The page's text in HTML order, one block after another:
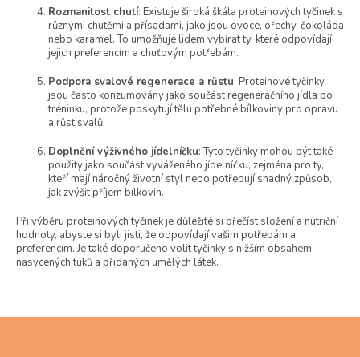
u
Rozmanitost chutí: Existuje široká škála proteinových tyčinek s
různými chutěmi a přísadami, jako jsou ovoce, ořechy, čokoláda
nebo karamel. To umožňuje lidem vybírat ty, které odpovídají
jejich preferencím a chuťovým potřebám.
Podpora svalové regenerace a růstu: Proteinové tyčinky
jsou často konzumovány jako součást regeneračního jídla po
tréninku, protože poskytují tělu potřebné bílkoviny pro opravu
a růst svalů.
Doplnění výživného jídelníčku: Tyto tyčinky mohou být také
použity jako součást vyváženého jídelníčku, zejména pro ty,
kteří mají náročný životní styl nebo potřebují snadný způsob,
jak zvýšit příjem bílkovin.
Při výběru proteinových tyčinek je důležité si přečíst složení a nutriční
hodnoty, abyste si byli jisti, že odpovídají vašim potřebám a
preferencím. Je také doporučeno volit tyčinky s nižším obsahem
nasycených tuků a přidaných umělých látek.